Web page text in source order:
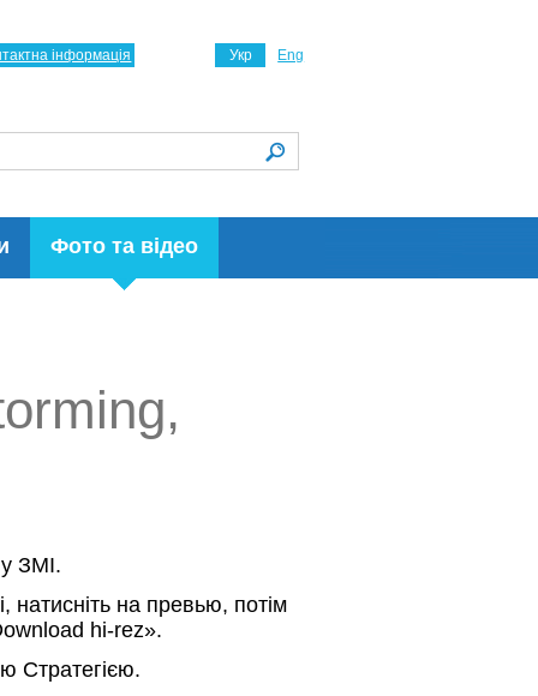
Фото та відео
Укр Eng
інформація
ЗМІ.
натисніть на превью, потім
hi-rez».
Стратегією.